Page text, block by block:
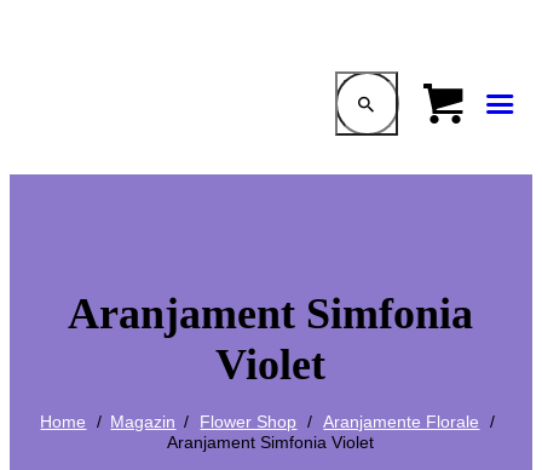
Aranjament Simfonia
Violet
Home Magazin Flower Shop
Aranjamente Florale
Aranjament Simfonia Violet